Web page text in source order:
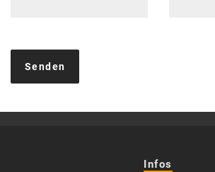
Infos